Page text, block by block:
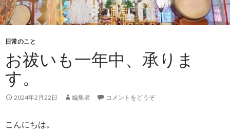
日常のこと
お祓いも一年中、承りま
す。
2024年2月22日 編集者 コメントをどうぞ
こんにちは。